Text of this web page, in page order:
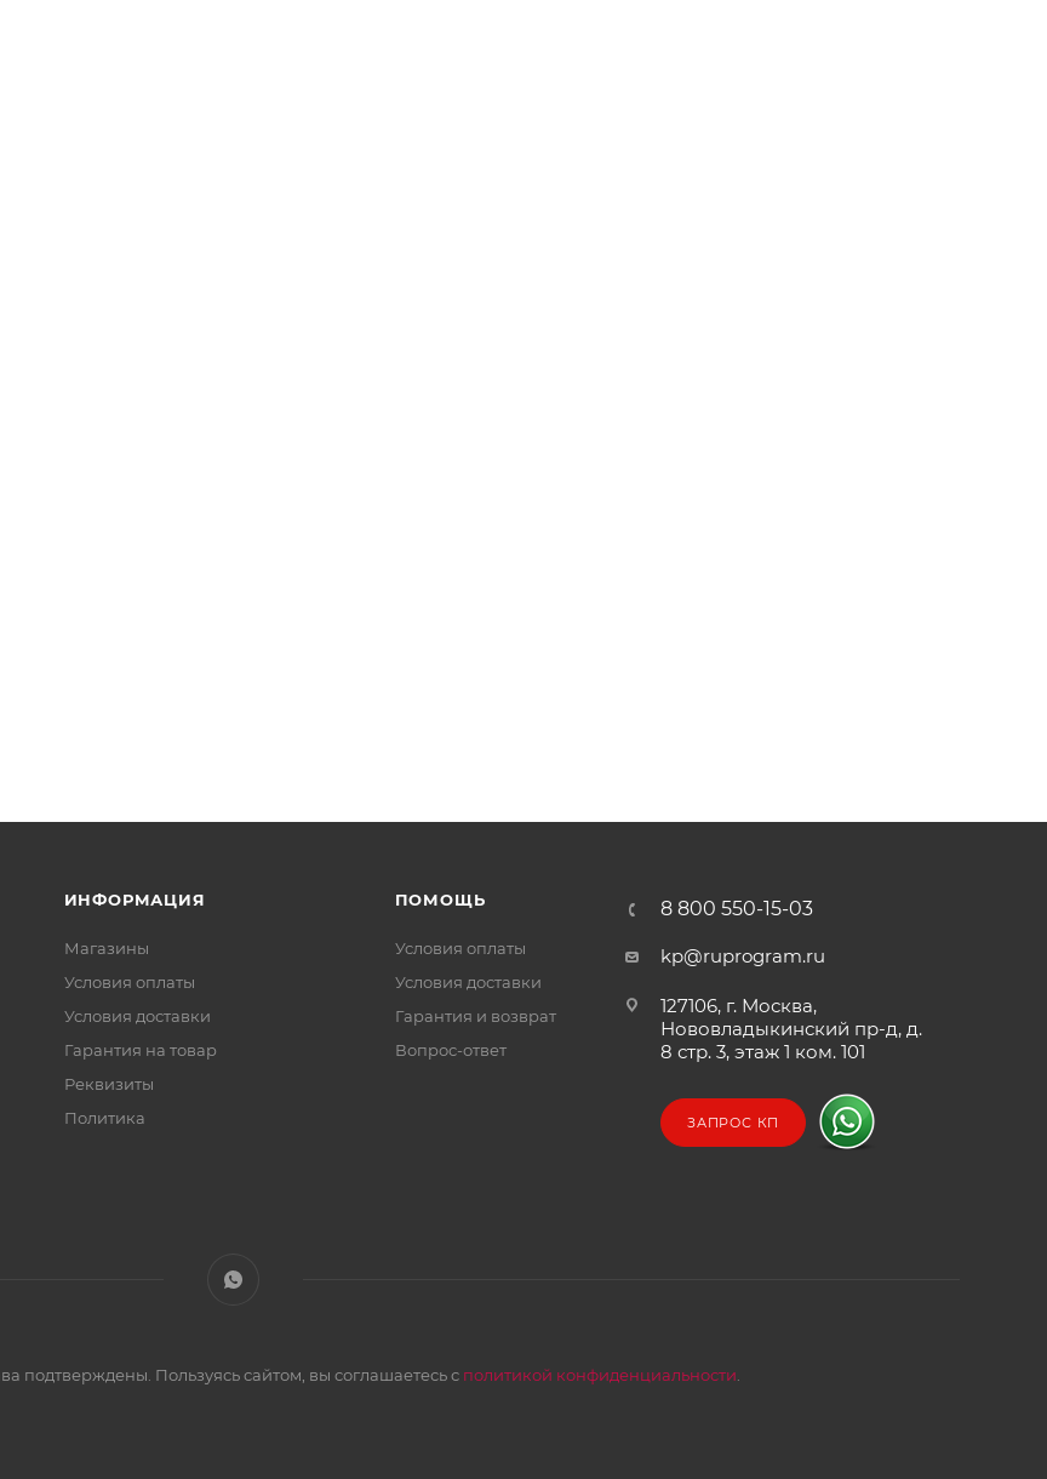
ИНФОРМАЦИЯ
Магазины
Условия оплаты
Условия доставки
Гарантия на товар
Реквизиты
Политика
ПОМОЩЬ
Условия оплаты
Условия доставки
Гарантия и возврат
Вопрос-ответ
8 800 550-15-03
kp@ruprogram.ru
127106, г. Москва,
Нововладыкинский пр-д, д.
8 стр. 3, этаж 1 ком. 101
ЗАПРОС КП
Пользуясь сайтом, вы соглашаетесь с политикой конфиденциальности